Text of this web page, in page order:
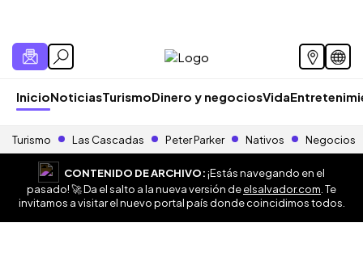
InicioNoticiasTurismoDinero y negociosVida
Turismo Las Cascadas Peter Parker Nativos Negocios
CONTENIDO DE ARCHIVO:¡Estás navegando en el
pasado! 🚀 Da el salto a la nueva versión deelsalvador.com . Te
invitamos a visitar el nuevo portal país donde coincidimos todos.